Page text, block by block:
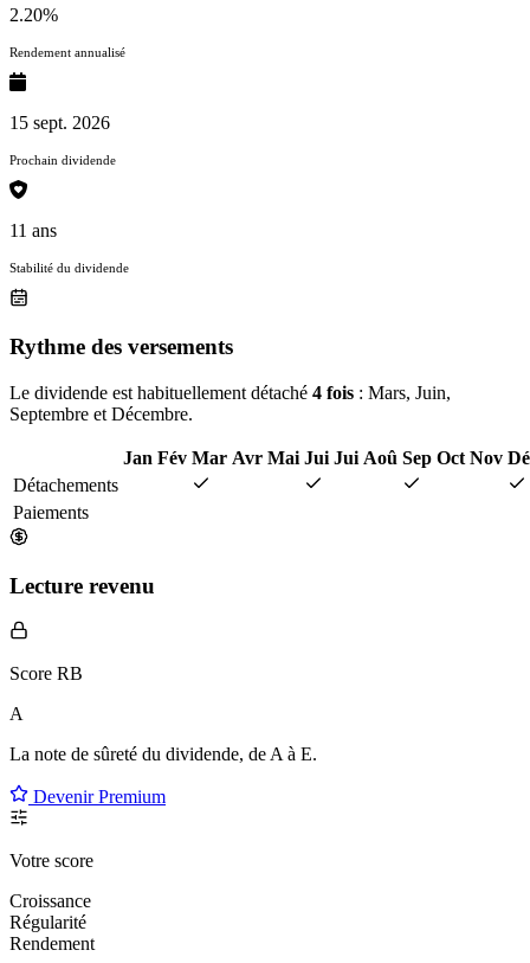
2.20%
Rendement annualisé
15 sept. 2026
Prochain dividende
11 ans
Stabilité du dividende
Rythme des versements
Le dividende est habituellement détaché 4 fois : Mars, Juin,
Septembre et Décembre.
Jan Fév Mar Avr Mai Jui Jui Aoû Sep Oct Nov
Détachements
Paiements
Lecture revenu
Score RB
A
La note de sûreté du dividende, de A à E.
Devenir Premium
Votre score
Croissance
Régularité
Rendement